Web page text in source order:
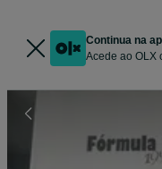
Continua na
Acede ao OLX